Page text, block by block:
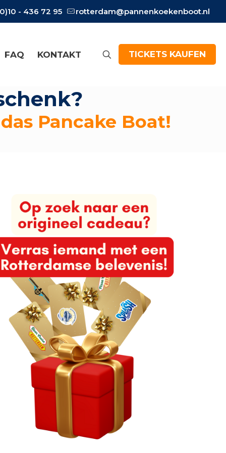
- 436 72 95 rotterdam@pannenkoekenboot.nl
FAQ KONTAKT TICKETS KAUFEN
Pancake Boat!